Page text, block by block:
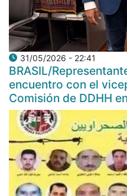
31/05/2026 - 22:41
BRASIL/
encuentro con el
Comisión de DDHH